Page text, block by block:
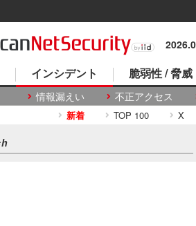
インシデント
情報漏えい 不正アクセス
脆弱性 / 脅威
新着 TOP 100 X